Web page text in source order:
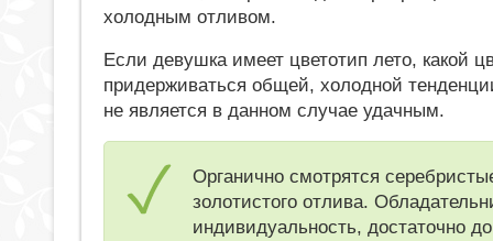
холодным отливом.
Если девушка имеет цветотип лето, какой
придерживаться общей, холодной
не является в данном случае удачным.
Органично смотрятся
золотистого отлива.
индивидуальность, достаточно